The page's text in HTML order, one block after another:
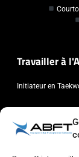
Travailler à
Initiateur en
Association